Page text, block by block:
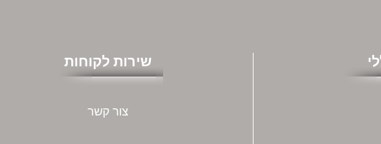
שירות לקוחות
צור קשר